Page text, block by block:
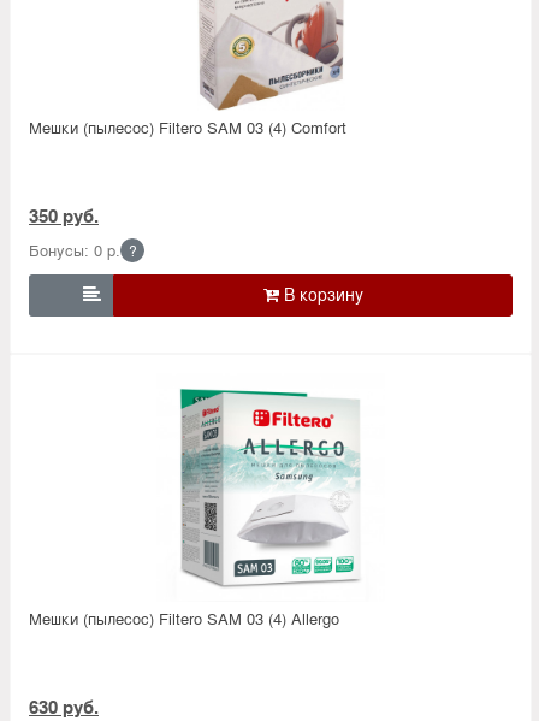
Мешки (пылесос) Filtero SAM 03 (4) Comfort
350 руб.
Бонусы: 0 р. ?

Мешки (пылесос) Filtero SAM 03 (4) Allergo
630 руб.